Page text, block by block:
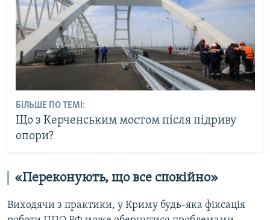
БІЛЬШЕ ПО ТЕМІ:
Що з Керченським мостом після підриву
опори?
«Переконують, що все спокійно»
Виходячи з практики, у Криму будь-яка фіксація